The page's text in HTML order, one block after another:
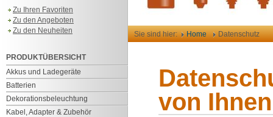
Zu Ihren Favoriten
Zu den Angeboten
Zu den Neuheiten
PRODUKTÜBERSICHT
Akkus und Ladegeräte
Batterien
Dekorationsbeleuchtung
Kabel, Adapter & Zubehör
Sie sind hier: Home Datenschutz
von